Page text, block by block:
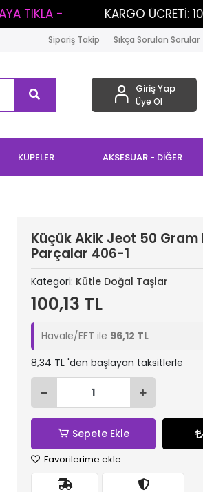
KARGO ÜCRETİ: 100 TL // 1000
Sipariş Takip Sıkça Sorulan Sorular
Giriş Yap
Üye Ol
KÜPELER AKSESUAR - DİĞER
Küçük Akik Jeot 50 Gram
Parçalar 406-1
Kategori: Kütle Doğal Taşlar
100,13 TL
Havale/EFT ile 96,12 TL
8,34 TL 'den başlayan taksitlerle
Sepete Ekle
Favorilerime ekle